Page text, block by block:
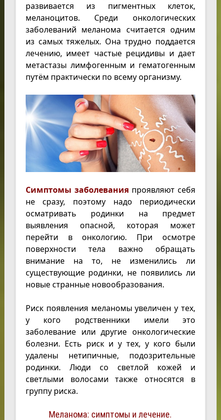
развивается из пигментных клеток,
меланоцитов. Среди онкологических
заболеваний меланома считается одним
из самых тяжелых. Она трудно поддается
лечению, имеет частые рецидивы и дает
метастазы лимфогенным и гематогенным
путём практически по всему организму.
Симптомы заболеванияпроявляют себя
не сразу, поэтому надо периодически
осматривать родинки на предмет
выявления опасной, которая может
перейти в онкологию. При осмотре
поверхности тела важно обращать
внимание на то, не изменились ли
существующие родинки, не появились ли
новые странные новообразования.
Риск появления меланомы увеличен у тех,
у кого родственники имели это
заболевание или другие онкологические
болезни. Есть риск и у тех, у кого были
удалены нетипичные, подозрительные
родинки. Люди со светлой кожей и
светлыми волосами также относятся в
группу риска.
Меланома: симптомы и лечение.